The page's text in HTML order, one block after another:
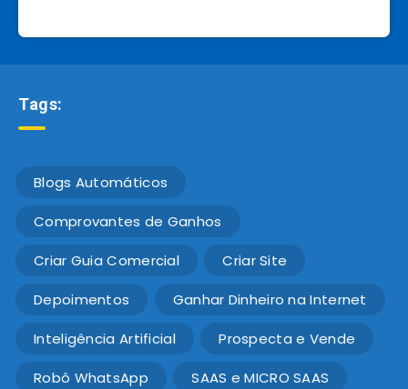
Tags:
Blogs Automáticos
Comprovantes de Ganhos
Criar Guia Comercial Criar Site
Depoimentos Ganhar Dinheiro na Internet
Inteligência Artificial Prospecta e Vende
Robô WhatsApp SAAS e MICRO SAAS